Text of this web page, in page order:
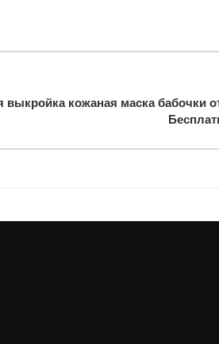
выкройка кожаная маска бабочки